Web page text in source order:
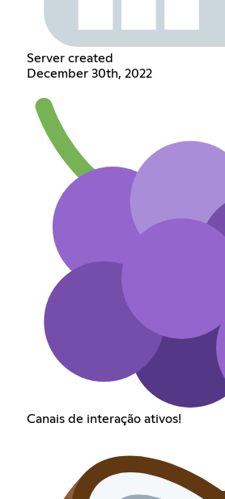
Server created
December 30th, 2022
Canais de interação ativos!